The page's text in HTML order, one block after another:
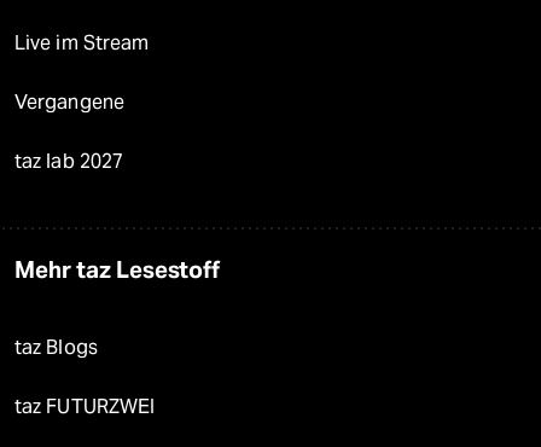
Live im Stream
Vergangene
taz lab 2027
Mehr taz Lesestoff
taz Blogs
taz FUTURZWEI